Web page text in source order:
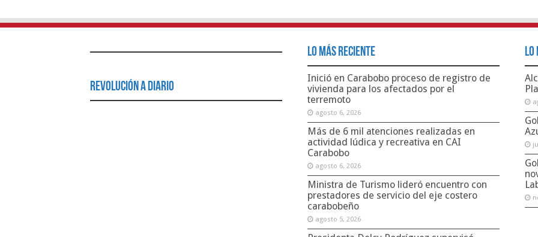
Revolución a Diario
Lo Más Reciente
Inició en Carabobo proceso de registro de
vivienda para los afectados por el
terremoto
agosto 6, 2026
Más de 6 mil atenciones realizadas en
actividad lúdica y recreativa en CAI
Carabobo
agosto 6, 2026
Ministra de Turismo lideró encuentro con
prestadores de servicio del eje costero
carabobeño
agosto 5, 2026
Lo